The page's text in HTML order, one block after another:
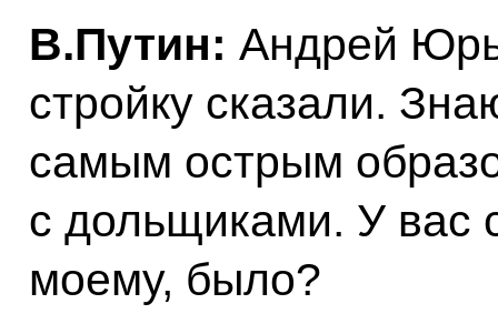
В.Путин: Андрей
стройку сказали.
самым острым
с дольщиками. У вас
моему, было?